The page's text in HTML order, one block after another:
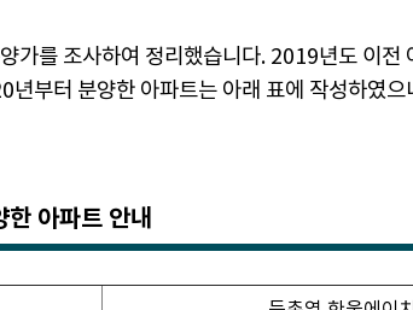
가를 조사하여 정리했습니다. 2019년도 이전
부터 분양한 아파트는 아래 표에 작성하였
아파트 안내